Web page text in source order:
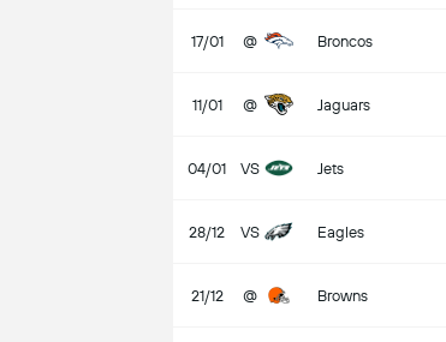
17/01 @ Broncos
11/01 @ Jaguars
04/01 VS Jets
28/12 VS Eagles
21/12 @ Browns